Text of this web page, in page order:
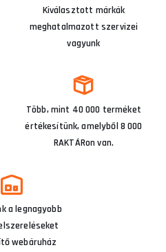
Kiválasztott márkák
meghatalmazott szervizei
vagyunk
Több, mint 40 000 terméket
értékesítünk, amelyből 8 000
RAKTÁRon van.
a legnagyobb
webáruház